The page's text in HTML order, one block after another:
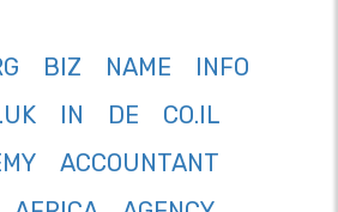
BIZ NAME
INFO
IN DE
CO.IL
ACCOUNTANT